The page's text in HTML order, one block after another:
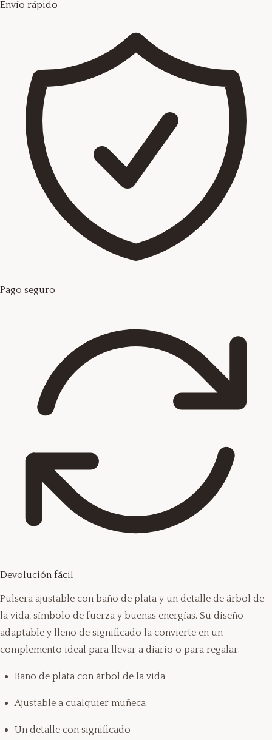
Envío rápido
Pago seguro
Devolución fácil
Pulsera ajustable con baño de plata y un detalle de árbol de
la vida, símbolo de fuerza y buenas energías. Su diseño
adaptable y lleno de significado la convierte en un
complemento ideal para llevar a diario o para regalar.
Baño de plata con árbol de la vida
Ajustable a cualquier muñeca
Un detalle con significado